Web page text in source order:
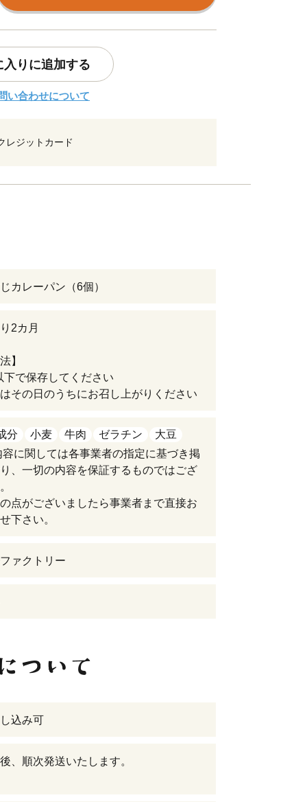
入りに追加する
い合わせについて
レジットカード
カレーパン（6個）
2カ月
】
下で保存してください
はその日のうちにお召し上がりください
分 小麦 牛肉 ゼラチン
大豆
に関しては各事業者の指定に基づき掲
、一切の内容を保証するものではござ
点がございましたら事業者まで直接お
下さい。
ァクトリー
込み可
、順次発送いたします。